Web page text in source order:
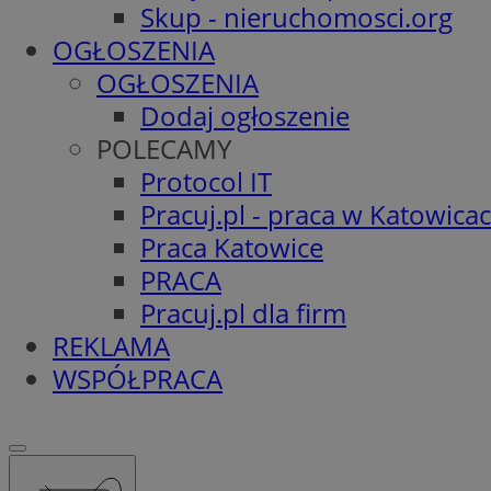
Skup - nieruchomosci.org
OGŁOSZENIA
OGŁOSZENIA
Dodaj ogłoszenie
POLECAMY
Protocol IT
Pracuj.pl - praca w
Praca Katowice
PRACA
Pracuj.pl dla firm
REKLAMA
WSPÓŁPRACA